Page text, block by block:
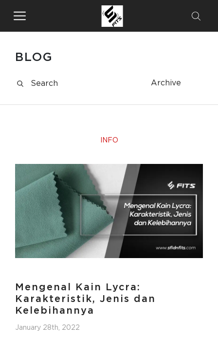
BLOG
Archive
INFO
Mengenal Kain Lycra:
Karakteristik, Jenis dan
Kelebihannya
January 28th, 2022